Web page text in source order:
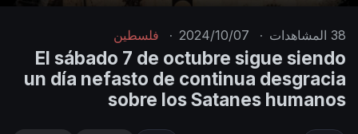
u
t
e
t
t
i
P
n
t
e
r
38 المشاهدات ·
2024/10/07
· فلسطين
El sábado 7 de octubre sigue siendo
un día nefasto de continua desgracia
sobre los Satanes humanos